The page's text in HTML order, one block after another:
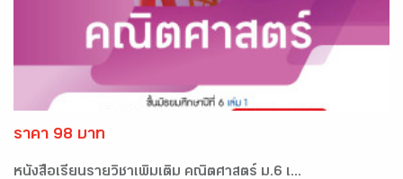
ราคา 98 บาท
หนังสือเรียนรายวิชาเพิ่มเติม คณิตศาสตร์ ม.6 เ...